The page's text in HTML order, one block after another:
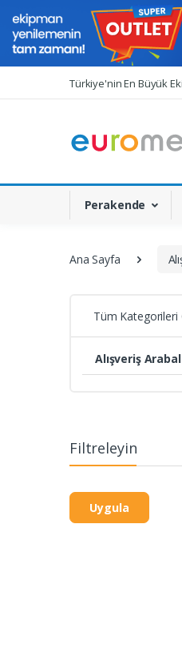
Türkiye'nin En Büyük
Perakende
Ana Sayfa
Tüm Kategorileri
Alışveriş
Filtreleyin
Uygula